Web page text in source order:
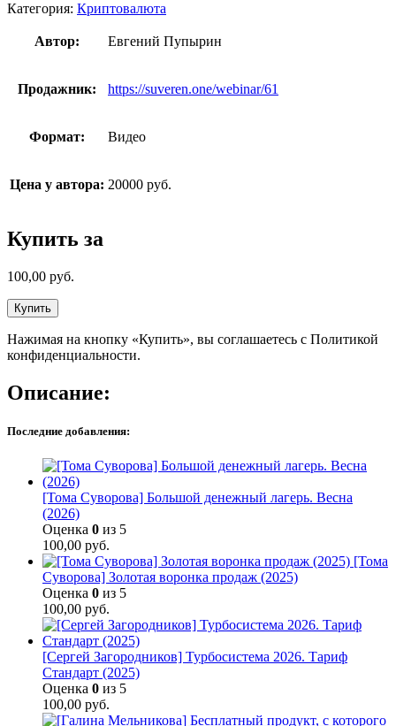
Категория: Криптовалюта
Автор: Евгений Пупырин
Продажник: https://suveren.one/webinar/61
Формат: Видео
Цена у автора: 20000 руб.
Купить за
100,00 руб.
Купить
Нажимая на кнопку «Купить», вы соглашаетесь с Политикой
конфиденциальности.
Описание:
Последние добавления:
[Тома Суворова] Большой денежный лагерь. Весна
(2026)
Оценка 0 из 5
100,00 руб.
[Тома
Суворова] Золотая воронка продаж (2025)
Оценка 0 из 5
100,00 руб.
[Сергей Загородников] Турбосистема 2026. Тариф
Стандарт (2025)
Оценка 0 из 5
100,00 руб.